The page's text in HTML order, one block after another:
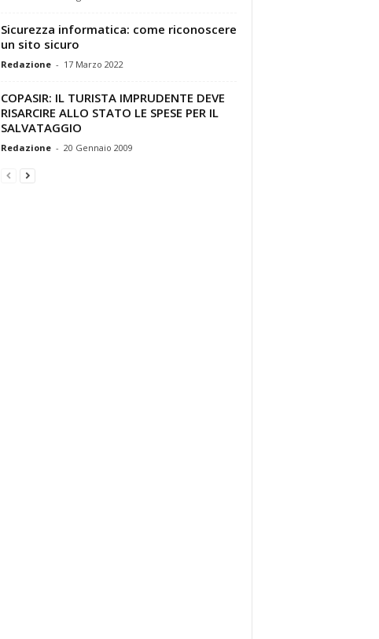
Sicurezza informatica: come riconoscere
un sito sicuro
Redazione - 17 Marzo 2022
COPASIR: IL TURISTA IMPRUDENTE DEVE
RISARCIRE ALLO STATO LE SPESE PER IL
SALVATAGGIO
Redazione - 20 Gennaio 2009